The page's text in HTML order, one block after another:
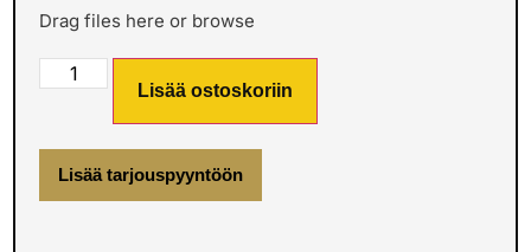
Drag files here or browse
Lisää ostoskoriin
Lisää tarjouspyyntöön